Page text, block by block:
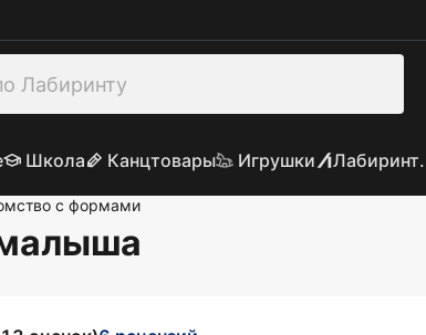
Школа Канцтовары Игрушки
с формами